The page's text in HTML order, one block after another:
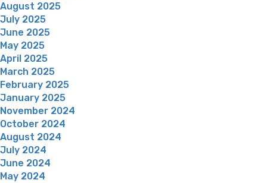
August 2025
July 2025
June 2025
May 2025
April 2025
March 2025
February 2025
January 2025
November 2024
October 2024
August 2024
July 2024
June 2024
May 2024